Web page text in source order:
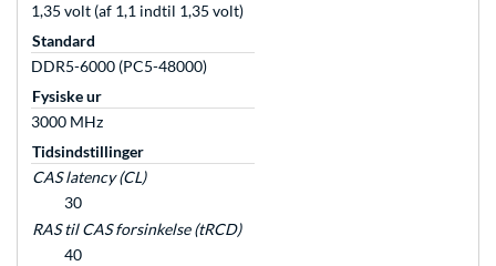
1,35 volt (af 1,1 indtil 1,35 volt)
Standard
DDR5-6000 (PC5-48000)
Fysiske ur
3000 MHz
Tidsindstillinger
CAS latency (CL)
30
RAS til CAS forsinkelse (tRCD)
40